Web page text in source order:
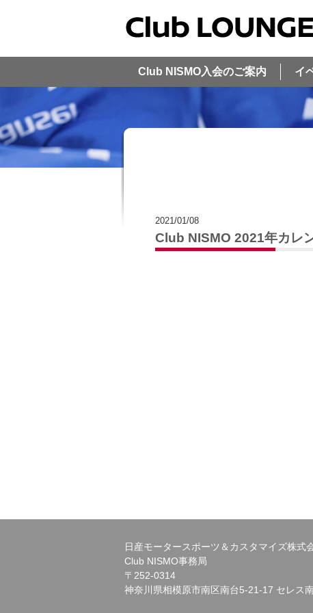
Club NISMO入会のご案内 イ
2021/01/08
Club NISMO 2021年カレ
日産モータースポーツ＆カスタマイズ株式
Club NISMO事務局
〒252-0314
神奈川県相模原市南区南台5-21-17 セレス